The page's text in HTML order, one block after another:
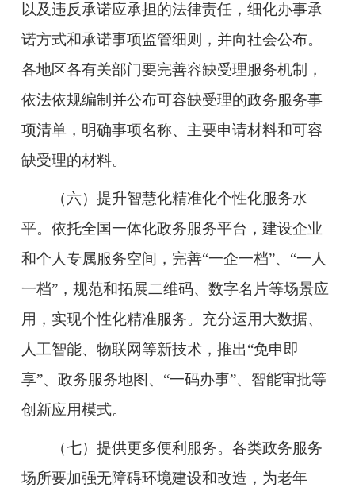
以及违反承诺应承担的法律责任，细化办事承
诺方式和承诺事项监管细则，并向社会公布。
各地区各有关部门要完善容缺受理服务机制，
依法依规编制并公布可容缺受理的政务服务事
项清单，明确事项名称、主要申请材料和可容
缺受理的材料。
（六）提升智慧化精准化个性化服务水
平。 依托全国一体化政务服务平台，建设企业
和个人专属服务空间，完善“一企一档”、“一人
一档”，规范和拓展二维码、数字名片等场景应
用，实现个性化精准服务。充分运用大数据、
人工智能、物联网等新技术，推出“免申即
享”、政务服务地图、“一码办事”、智能审批等
创新应用模式。
（七）提供更多便利服务。各类政务服务
场所要加强无障碍环境建设和改造，为老年